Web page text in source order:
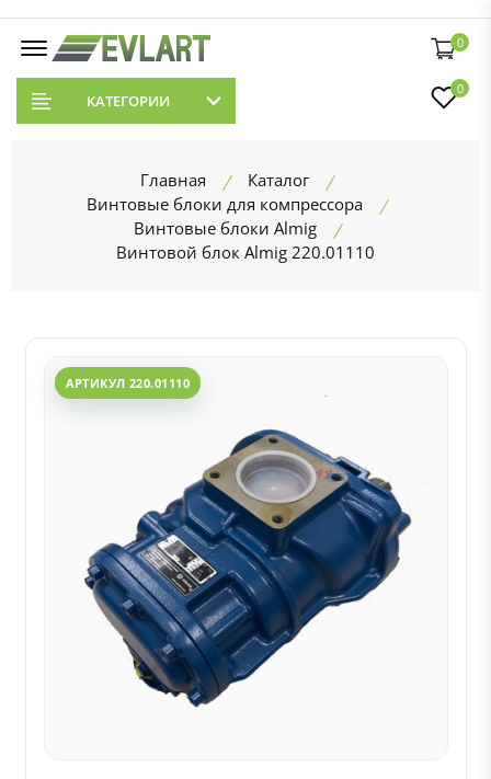
0
КАТЕГОРИИ
0
Главная
Каталог
Винтовые блоки для компрессора
Винтовые блоки Almig
Винтовой блок Almig 220.01110
АРТИКУЛ 220.01110